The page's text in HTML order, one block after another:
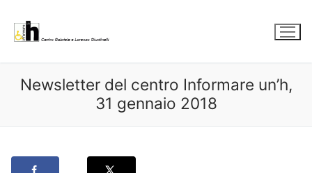
contenuto
Newsletter del centro Informare un’h,
31 gennaio 2018